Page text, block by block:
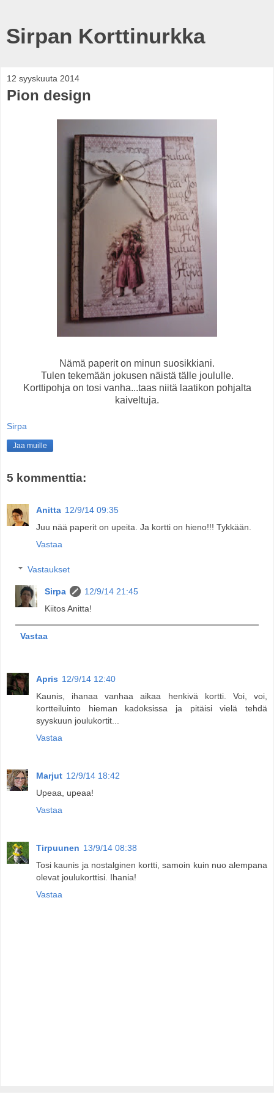
Sirpan Korttinurkka
12 syyskuuta 2014
Pion design
Nämä paperit on minun suosikkiani.
Tulen tekemään jokusen näistä tälle joululle.
Korttipohja on tosi vanha...taas niitä laatikon pohjalta
kaiveltuja.
Sirpa
Jaa muille
5 kommenttia:
Anitta 12/9/14 09:35
Juu nää paperit on upeita. Ja kortti on hieno!!! Tykkään.
Vastaa
Vastaukset
Sirpa
12/9/14 21:45
Kiitos Anitta!
Vastaa
Apris 12/9/14 12:40
Kaunis, ihanaa vanhaa aikaa henkivä kortti. Voi, voi,
kortteiluinto hieman kadoksissa ja pitäisi vielä tehdä
syyskuun joulukortit...
Vastaa
Marjut 12/9/14 18:42
Upeaa, upeaa!
Vastaa
Tirpuunen 13/9/14 08:38
Tosi kaunis ja nostalginen kortti, samoin kuin nuo alempana
olevat joulukorttisi. Ihania!
Vastaa